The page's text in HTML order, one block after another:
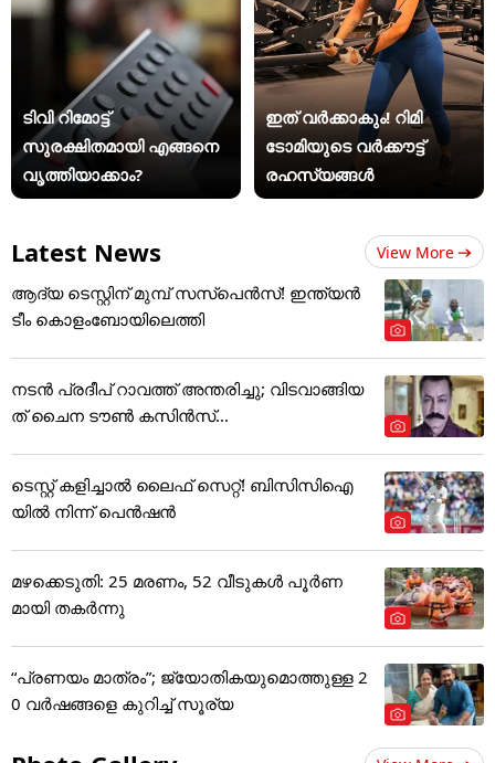
ടിവി റിമോട്ട്
സുരക്ഷിതമായി എങ്ങനെ
വൃത്തിയാക്കാം?
ഇത് വർക്കാകും! റിമി
ടോമിയുടെ വർക്കൗട്ട്
രഹസ്യങ്ങൾ
Latest News View More
ആദ്യ ടെസ്റ്റിന് മുമ്പ് സസ്‌പെന്‍സ്! ഇന്ത്യന്‍
ടീം കൊളംബോയിലെത്തി
നടൻ പ്രദീപ് റാവത്ത് അന്തരിച്ചു; വിടവാങ്ങിയ
ത് ചൈന ടൗൺ കസിൻസ്...
ടെസ്റ്റ് കളിച്ചാല്‍ ലൈഫ് സെറ്റ്! ബിസിസിഐ
യില്‍ നിന്ന് പെന്‍ഷന്‍
മഴക്കെടുതി: 25 മരണം, 52 വീ‌ടുകൾ പൂർണ
മായി തകർന്നു
“പ്രണയം മാത്രം”; ജ്യോതികയുമൊത്തുള്ള 2
0 വർഷങ്ങളെ കുറിച്ച് സൂര്യ